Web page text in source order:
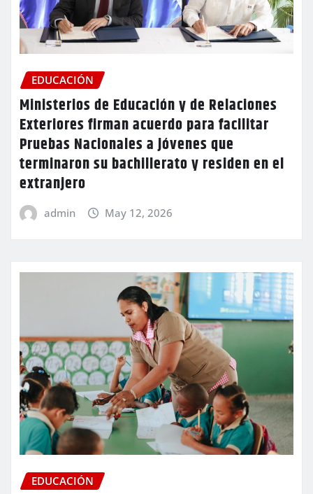
EDUCACIÓN
Ministerios de Educación y de Relaciones
Exteriores firman acuerdo para facilitar
Pruebas Nacionales a jóvenes que
terminaron su bachillerato y residen en el
extranjero
admin May 12, 2026
EDUCACIÓN